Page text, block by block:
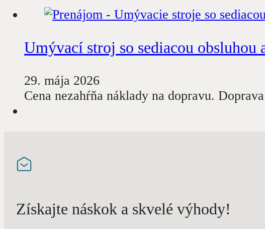
Umývací stroj so sediacou obsluhou
29. mája 2026
Cena nezahŕňa náklady na dopravu.
Získajte náskok a skvelé výhody!